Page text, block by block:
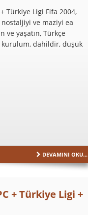
Türkiye Ligi Fifa 2004,
nostaljiyi ve maziyi ea
ve yaşatın, Türkçe
kurulum, dahildir, düşük
DEVAMINI OKU...
+ Türkiye Ligi +